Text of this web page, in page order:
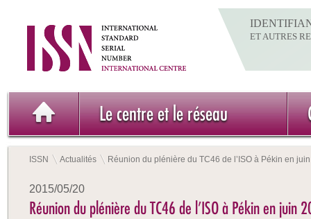
ET AUTRES
Le centre et le réseau
ISSN Actualités Réunion du plénière du TC46 de l’ISO à Pékin en
2015/05/20
Réunion du plénière du TC46 de l’ISO à Pékin en juin